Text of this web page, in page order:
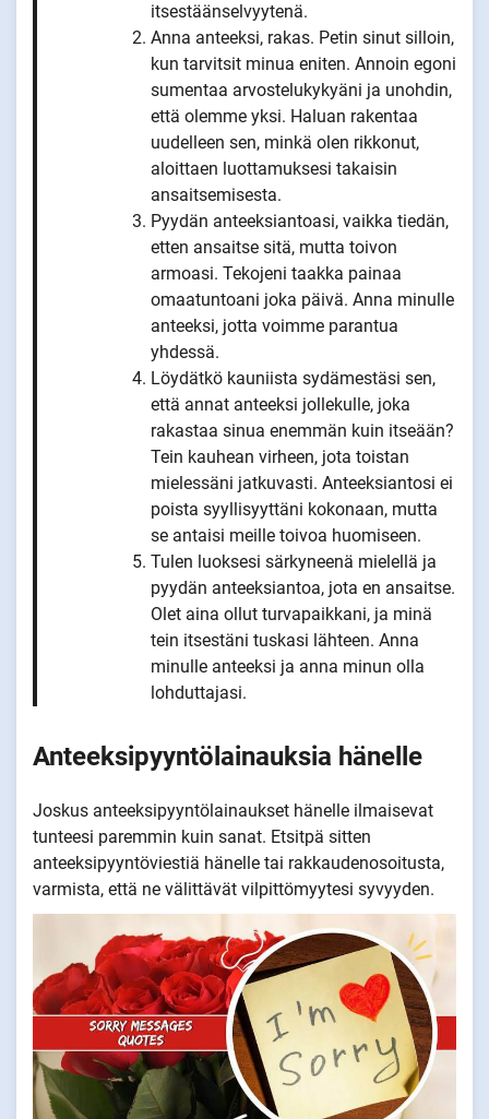
itsestäänselvyytenä.
Anna anteeksi, rakas. Petin sinut silloin,
kun tarvitsit minua eniten. Annoin egoni
sumentaa arvostelukykyäni ja unohdin,
että olemme yksi. Haluan rakentaa
uudelleen sen, minkä olen rikkonut,
aloittaen luottamuksesi takaisin
ansaitsemisesta.
Pyydän anteeksiantoasi, vaikka tiedän,
etten ansaitse sitä, mutta toivon
armoasi. Tekojeni taakka painaa
omaatuntoani joka päivä. Anna minulle
anteeksi, jotta voimme parantua
yhdessä.
Löydätkö kauniista sydämestäsi sen,
että annat anteeksi jollekulle, joka
rakastaa sinua enemmän kuin itseään?
Tein kauhean virheen, jota toistan
mielessäni jatkuvasti. Anteeksiantosi ei
poista syyllisyyttäni kokonaan, mutta
se antaisi meille toivoa huomiseen.
Tulen luoksesi särkyneenä mielellä ja
pyydän anteeksiantoa, jota en ansaitse.
Olet aina ollut turvapaikkani, ja minä
tein itsestäni tuskasi lähteen. Anna
minulle anteeksi ja anna minun olla
lohduttajasi.
Anteeksipyyntölainauksia hänelle
Joskus anteeksipyyntölainaukset hänelle ilmaisevat
tunteesi paremmin kuin sanat. Etsitpä sitten
anteeksipyyntöviestiä hänelle tai rakkaudenosoitusta,
varmista, että ne välittävät vilpittömyytesi syvyyden.